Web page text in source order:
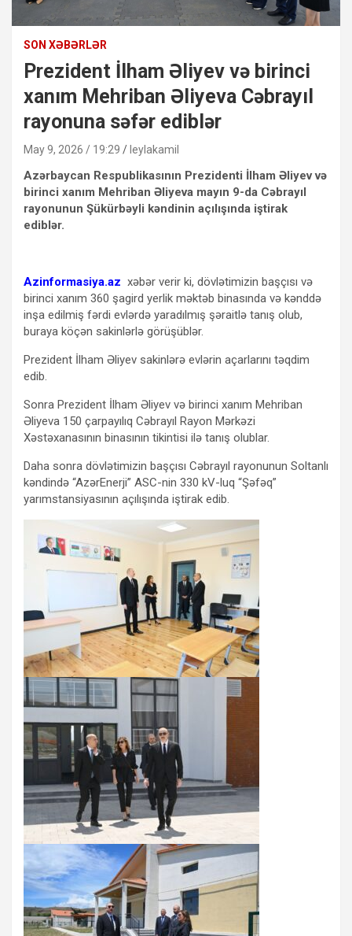
SON XƏBƏRLƏR
Prezident İlham Əliyev və birinci
xanım Mehriban Əliyeva Cəbrayıl
rayonuna səfər ediblər
May 9, 2026 / 19:29 leylakamil
Azərbaycan Respublikasının Prezidenti İlham Əliyev və
birinci xanım Mehriban Əliyeva mayın 9-da Cəbrayıl
rayonunun Şükürbəyli kəndinin açılışında iştirak
ediblər.
Azinformasiya.az xəbər verir ki, dövlətimizin başçısı və
birinci xanım 360 şagird yerlik məktəb binasında və kənddə
inşa edilmiş fərdi evlərdə yaradılmış şəraitlə tanış olub,
buraya köçən sakinlərlə görüşüblər.
Prezident İlham Əliyev sakinlərə evlərin açarlarını təqdim
edib.
Sonra Prezident İlham Əliyev və birinci xanım Mehriban
Əliyeva 150 çarpayılıq Cəbrayıl Rayon Mərkəzi
Xəstəxanasının binasının tikintisi ilə tanış olublar.
Daha sonra dövlətimizin başçısı Cəbrayıl rayonunun Soltanlı
kəndində “AzərEnerji” ASC-nin 330 kV-luq “Şəfəq”
yarımstansiyasının açılışında iştirak edib.